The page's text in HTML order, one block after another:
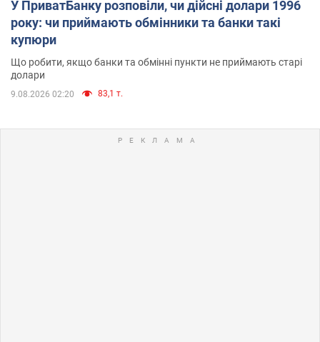
У ПриватБанку розповіли, чи дійсні долари 1996
року: чи приймають обмінники та банки такі
купюри
Що робити, якщо банки та обмінні пункти не приймають старі
долари
9.08.2026 02:20 83,1 т.